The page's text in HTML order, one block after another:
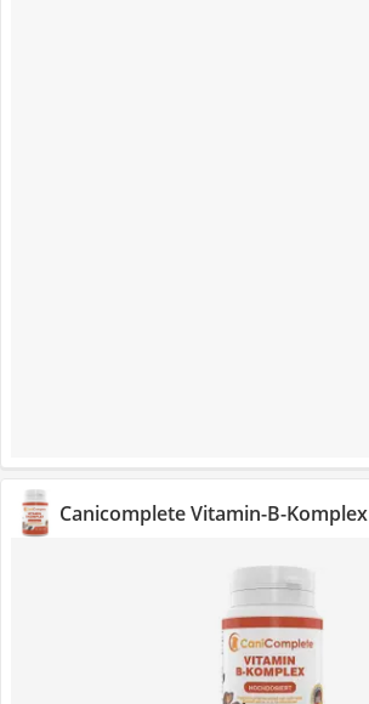
Canicomplete Vitamin-B-Komplex